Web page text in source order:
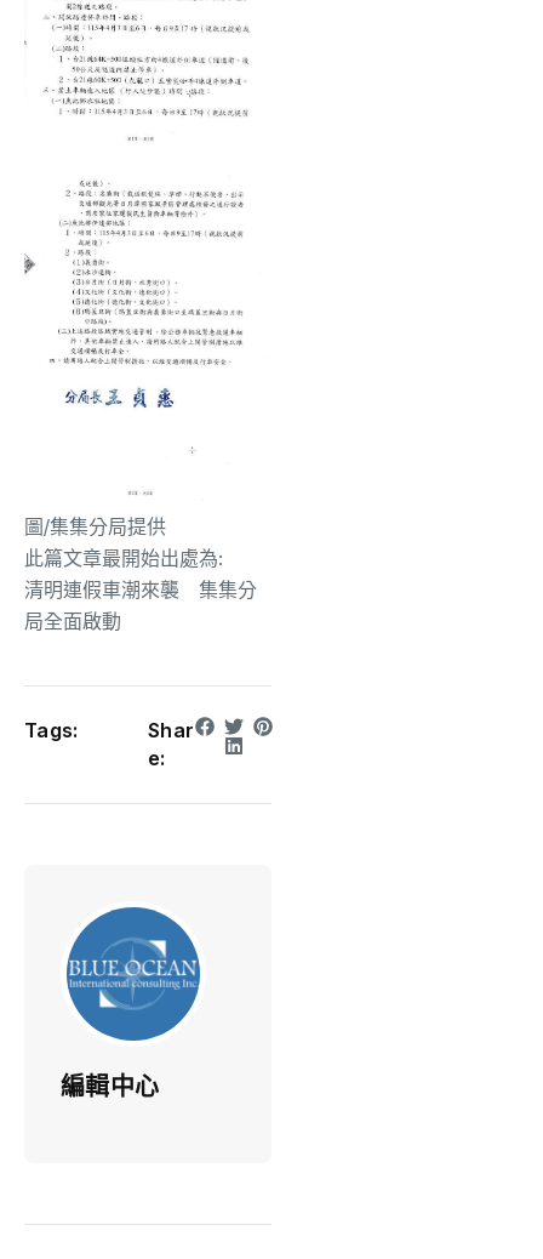
圖/集集分局提供
此篇文章最開始出處為:
清明連假車潮來襲 集集分
局全面啟動
Tags:
Shar
e:
編輯中心